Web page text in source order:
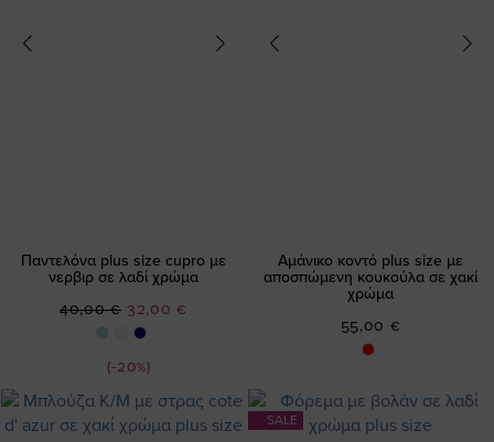
Παντελόνα plus size cupro με
νερβιρ σε λαδί χρώμα
(-20%)
Ειδική
Τιμή
32,00 €
40,00 €
Αμάνικο κοντό plus size με
αποσπώμενη κουκούλα σε χακί
χρώμα
55,00 €
SALE